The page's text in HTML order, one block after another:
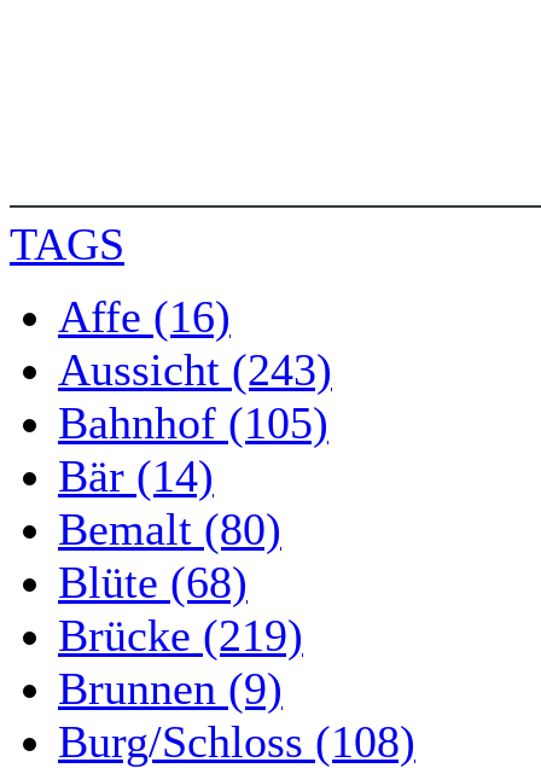
TAGS
Affe (16)
Aussicht (243)
Bahnhof (105)
Bär (14)
Bemalt (80)
Blüte (68)
Brücke (219)
Brunnen (9)
Burg/Schloss (108)